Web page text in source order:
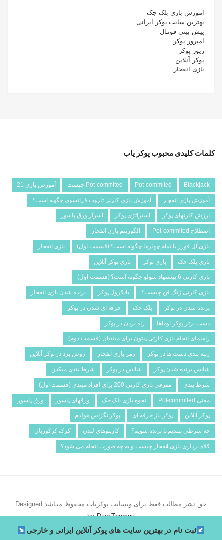
آموزش بازی بلک جک
بهترین سایت پوکر ایرانی
پیش بینی فوتبال
امپرور پوکر
ریور پوکر
پوکر آنلاین
بازی انفجار
کلمات کلیدی محبوب پوکر یاب
Blackjack
Pot-commited Pot-commited چیست آموزش بازی 21
آموزش بازی انفجار آموزش بازی کارتی تاروت فرانسوی چگونه است؟
ارزش کارتهای پوکر استراتژی پوکر اسرار ورق پاسور
اصطلاح Pot-commited الگوریتم بازی انفجار
بازی آل فورز یا تمام چهارها چگونه است؟ (قسمت اول) بازی انفجار
بازی بلک جک بازی پوکر بازی پوکر آنلاین
بازی کارتی 6 پیشنهاد سولو چگونه است؟ (قسمت اول)
بازی کارتی ژنگ فن چیست؟ بانکرول پوکر برنده شدن بازی انفجار
برنده شدن در پوکر بلک جک حرفه ای شدن در پوکر
دست برتر پوکر اوماها راه بردن در پوکر
راهنمای انجام بازی کارتی پنتون برای مبتدیان (قسمت دوم)
رتبه بندی دست ها در پوکر رمز بازی انفجار روش برد در پوکر آنلاین
شانس برنده شدن پوکر شانس در پوکر شرط­ بندی میکس
شرط بندی معرفی بازی کارتی 200 برای افراد مبتدی (قسمت اول)
معنی Pot-commited نحوه بازی بلک جک ورقهای پاسور ورق پاسور
پوکر آنلاین پوکر باز حرفه ای پوکر تگزاس هولدم
چه شرطی ببندیم تا برنده شویم؟ کازینوهای لندن کرک کرکوریان
کلاه برداری بازی انفجار چیست و به چه صورت انجام می شود؟
حق نشر مطالب فقط برای وبسایت پوکریاب محفوظ میباشد Designed
by DashThemes
ثبت نام در بهترین سایت های پوکر آنلاین ایرانی و خارجی